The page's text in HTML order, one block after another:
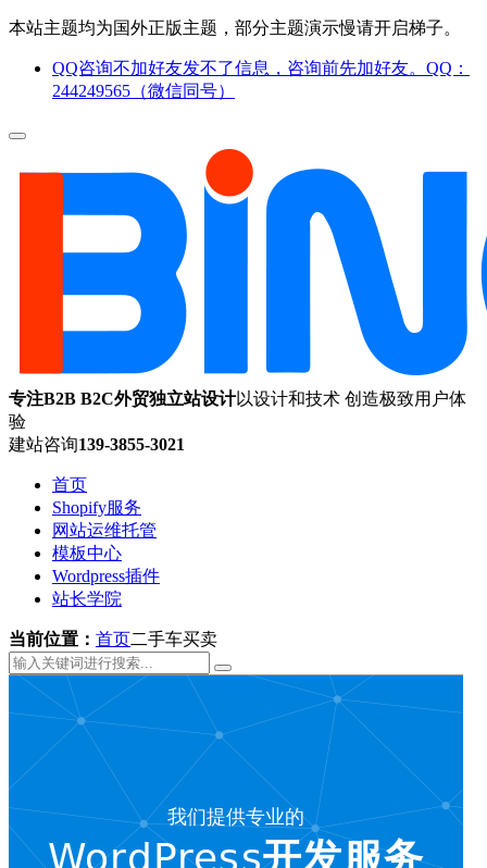
本站主题均为国外正版主题，部分主题演示慢请开启梯子。
QQ咨询不加好友发不了信息，咨询前先加好友。QQ：
244249565（微信同号）
专注B2B B2C外贸独立站设计以设计和技术 创造极致用户体
验
建站咨询139-3855-3021
首页
Shopify服务
网站运维托管
模板中心
Wordpress插件
站长学院
当前位置： 首页二手车买卖